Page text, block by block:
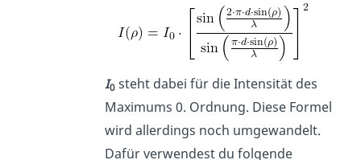
I0 steht dabei für die Intensität des
Maximums 0. Ordnung. Diese Formel
wird allerdings noch umgewandelt.
Dafür verwendest du folgende